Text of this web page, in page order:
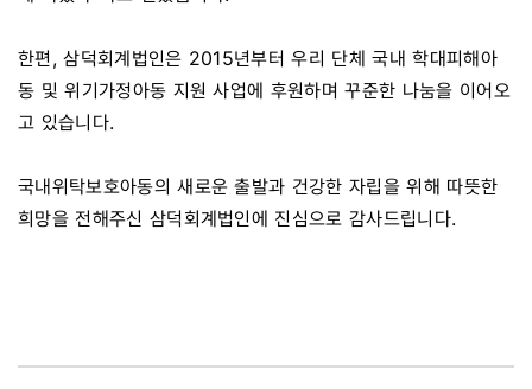
한편, 삼덕회계법인은 2015년부터 우리 단체 국내 학대피해아
동 및 위기가정아동 지원 사업에 후원하며 꾸준한 나눔을 이어오
고 있습니다.
국내위탁보호아동의 새로운 출발과 건강한 자립을 위해 따뜻한
희망을 전해주신 삼덕회계법인에 진심으로 감사드립니다.